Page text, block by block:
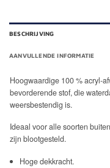
BESCHRIJVING
AANVULLENDE INFORMATIE
Hoogwaardige 100 % acryl-
bevorderende stof, die
weersbestendig is.
Ideaal voor alle soorten
zijn blootgesteld.
Hoge dekkracht.